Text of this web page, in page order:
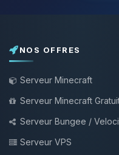
NOS OFFRES
Serveur Minecraft
Serveur Minecraft
Serveur Bungee /
Serveur VPS